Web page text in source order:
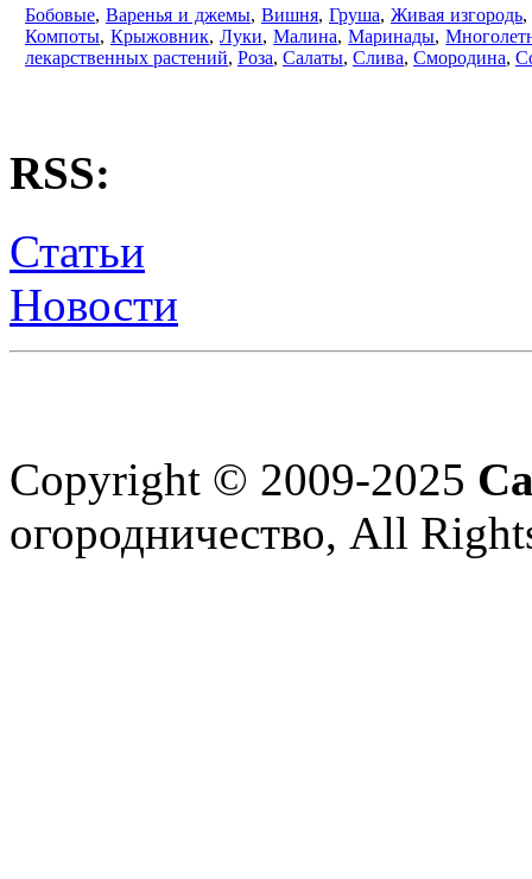
Бобовые, Варенья и джемы, Вишня, Груша, Живая изгородь,
Компоты,Крыжовник,Луки,Малина,Маринады,
лекарственных растений, Роза, Салаты, Слива, Смородина,
RSS:
Статьи
Новости
Copyright © 2009-2025
огородничество, All